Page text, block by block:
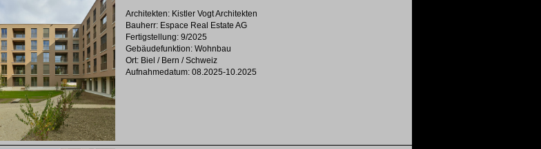
Architekten: Kistler Vogt Architekten
Bauherr: Espace Real Estate AG
Fertigstellung: 9/2025
Gebäudefunktion: Wohnbau
Ort: Biel / Bern / Schweiz
Aufnahmedatum: 08.2025-10.2025